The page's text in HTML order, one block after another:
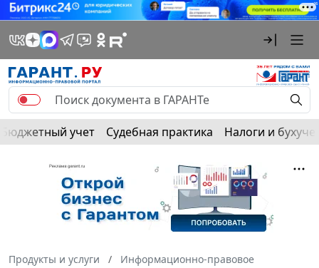
Бюджетный учет Судебная практика Налоги и
Продукты и услуги
Информационно-правовое